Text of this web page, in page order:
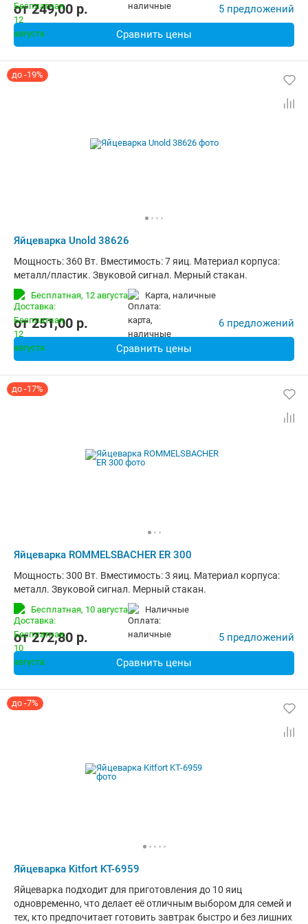
от249,00 p. 5 предложений
Сравнить цены
до -19%
Яйцеварка Unold 38626
Мощность: 360 Вт. Вместимость: 7 яиц. Материал корпуса:
металл/пластик. Звуковой сигнал. Мерный стакан.
Бесплатная, 12 августа карта, наличные
от251,00 p. 6 предложений
Сравнить цены
до -17%
Яйцеварка ROMMELSBACHER ER 300
Мощность: 300 Вт. Вместимость: 3 яиц. Материал корпуса:
металл. Звуковой сигнал. Мерный стакан.
Бесплатная, 10 августа наличные
от272,80 p. 5 предложений
Сравнить цены
до -7%
Яйцеварка Kitfort KT-6959
Яйцеварка подходит для приготовления до 10 яиц
одновременно, что делает её отличным выбором для семей и
тех, кто предпочитает готовить завтрак быстро и без лишних